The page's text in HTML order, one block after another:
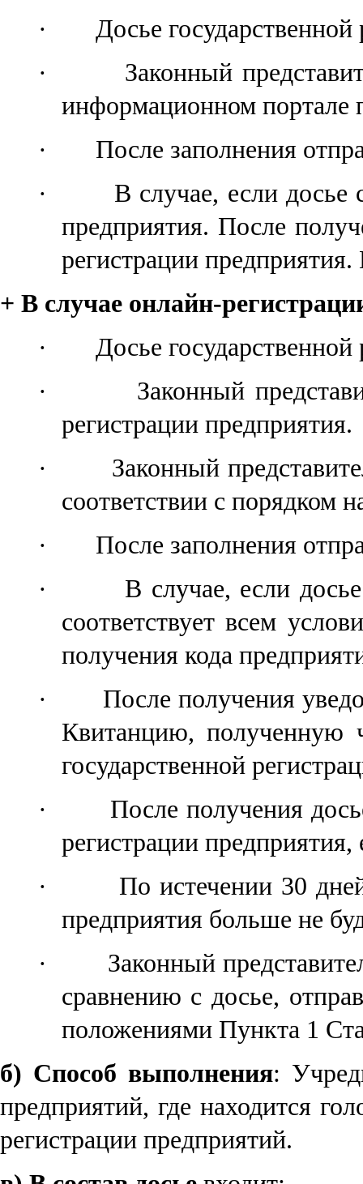
·
Досье
·
Законный
информационном портале
·
После заполнения
·
В случае, если досье
предприятия. После
регистрации предприятия.
+ В случае онлайн-
·
Досье
·
Законный
регистрации предприятия.
·
Законный
соответствии с порядком
·
После заполнения
·
В случае, если
соответствует всем
получения кода
·
После получения
Квитанцию, полученную
государственной
·
После получения
регистрации
·
По истечении 30
предприятия больше не
·
Законный
сравнению с досье,
положениями Пункта 1
б) Способ выполнения:
предприятий, где находится
регистрации предприятий.